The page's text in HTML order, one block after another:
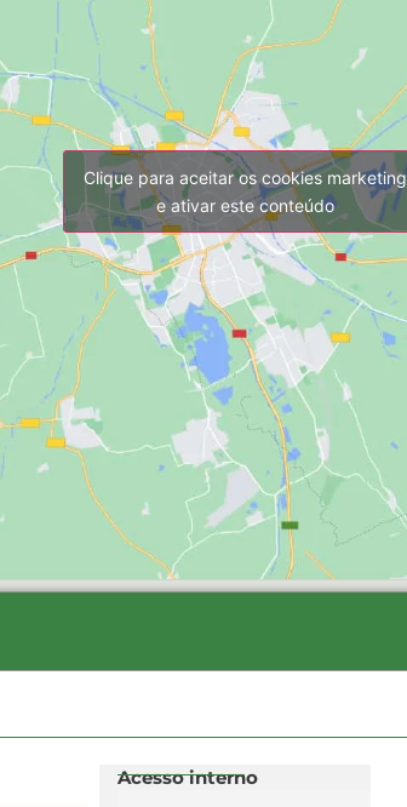
Clique para aceitar os cookies marketing
e ativar este conteúdo
Acesso interno